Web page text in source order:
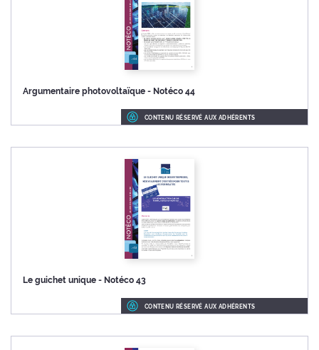
Argumentaire photovoltaïque - Notéco 44
CONTENU RÉSERVÉ AUX ADHÉRENTS
Le guichet unique - Notéco 43
CONTENU RÉSERVÉ AUX ADHÉRENTS